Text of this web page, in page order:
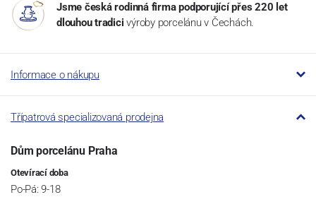
Jsme česká rodinná firma podporující přes 220 let
dlouhou tradici výroby porcelánu v Čechách.
Informace o nákupu
Třípatrová specializovaná prodejna
Dům porcelánu Praha
Otevírací doba
Po-Pá: 9-18